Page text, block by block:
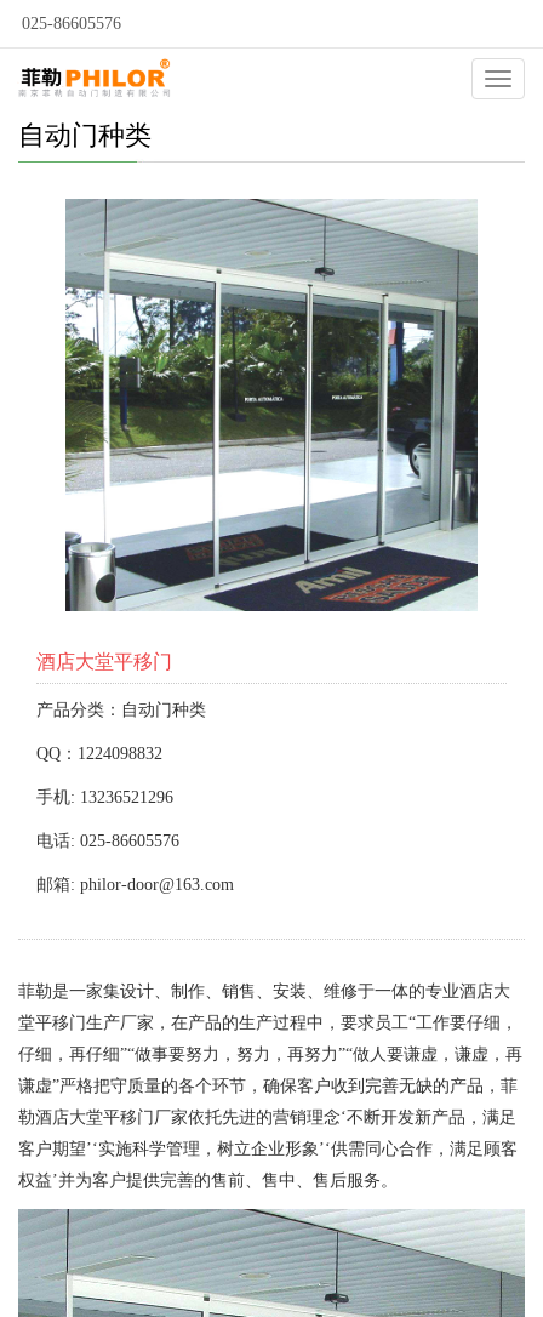
025-86605576
自动门种类
酒店大堂平移门
产品分类：自动门种类
QQ：1224098832
手机: 13236521296
电话: 025-86605576
邮箱: philor-door@163.com
菲勒是一家集设计、制作、销售、安装、维修于一体的专业酒店大
堂平移门生产厂家，在产品的生产过程中，要求员工“工作要仔细，
仔细，再仔细”“做事要努力，努力，再努力”“做人要谦虚，谦虚，再
谦虚”严格把守质量的各个环节，确保客户收到完善无缺的产品，菲
勒酒店大堂平移门厂家依托先进的营销理念‘不断开发新产品，满足
客户期望’‘实施科学管理，树立企业形象’‘供需同心合作，满足顾客
权益’并为客户提供完善的售前、售中、售后服务。